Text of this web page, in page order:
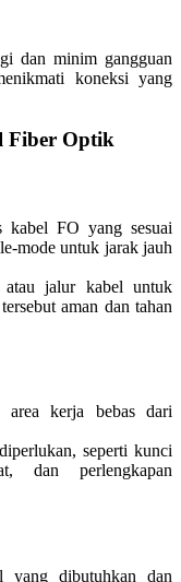
dan minim gangguan
koneksi yang
Fiber Optik
kabel FO yang sesuai
mode untuk jarak jauh
atau jalur kabel untuk
aman dan tahan
area kerja bebas dari
seperti kunci
dan perlengkapan
dibutuhkan dan